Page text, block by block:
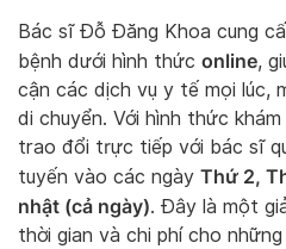
Bác sĩ Đỗ Đăng Khoa cung
bệnh dưới hình thức online,
cận các dịch vụ y tế mọi lúc,
di chuyển. Với hình thức
trao đổi trực tiếp với bác sĩ
tuyến vào các ngày Thứ 2,
nhật (cả ngày). Đây là một
thời gian và chi phí cho